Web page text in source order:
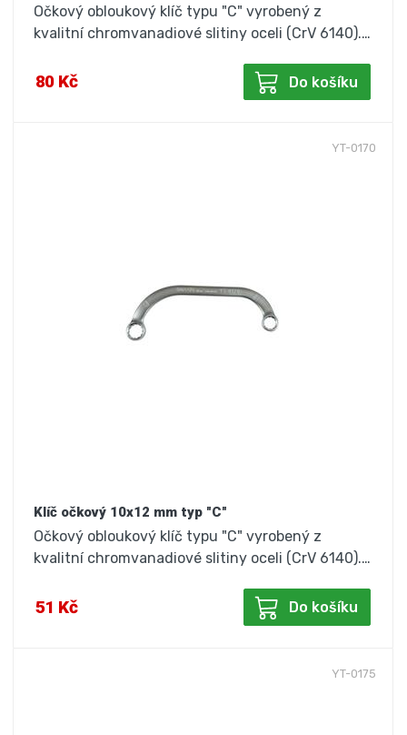
Očkový obloukový klíč typu "C" vyrobený z
kvalitní chromvanadiové slitiny oceli (CrV 6140).…
80 Kč Do košíku
YT-0170
Klíč očkový 10x12 mm typ "C"
Očkový obloukový klíč typu "C" vyrobený z
kvalitní chromvanadiové slitiny oceli (CrV 6140).…
51 Kč Do košíku
YT-0175